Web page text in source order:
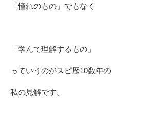
「憧れのもの」でもなく
「学んで理解するもの」
っていうのがスピ歴10数年の
私の見解です。